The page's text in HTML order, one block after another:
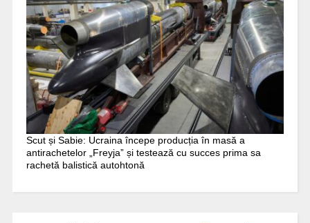
Scut și Sabie: Ucraina începe producția în masă a
antirachetelor „Freyja” și testează cu succes prima sa
rachetă balistică autohtonă